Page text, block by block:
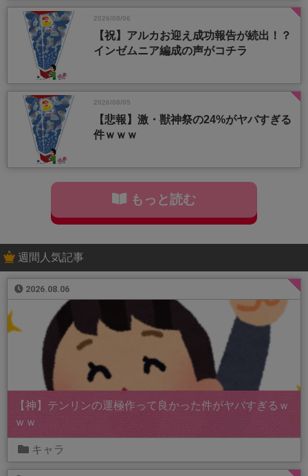
2026/08/06
【祝】アルカお迎え成功報告が続出！？
インゼムニア編成の声がコチラ
2026/08/05
【悲報】激・獣神祭の24%がヤバすぎる
件ｗｗｗ
もっと読む
週間人気記事
2026.08.06
【神】テンリンの運極作って良かった件がヤバすぎるｗ
ｗｗ
キャラ